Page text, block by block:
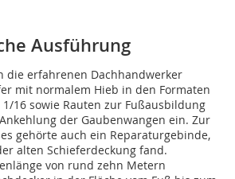
Ausführung
die erfahrenen Dachhandwerker
mit normalem Hieb in den Formaten
16 sowie Rauten zur Fußausbildung
der Gaubenwangen ein. Zur
gehörte auch ein Reparaturgebinde,
alten Schieferdeckung fand.
von rund zehn Metern